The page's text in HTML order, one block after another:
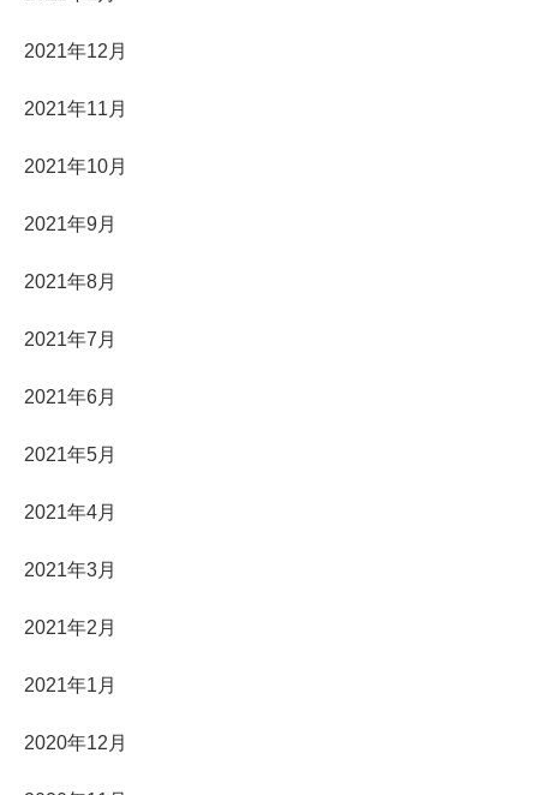
2021年12月
2021年11月
2021年10月
2021年9月
2021年8月
2021年7月
2021年6月
2021年5月
2021年4月
2021年3月
2021年2月
2021年1月
2020年12月